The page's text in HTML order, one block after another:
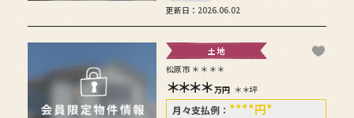
更新日：2026.06.02
土地
松原市＊＊＊＊
＊＊＊＊ 万円 ＊＊坪
月々支払例： ****円*